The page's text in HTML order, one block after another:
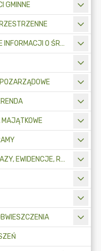
GMINNE
UDOSTĘPNIENIE INFORMACJI O ŚRODOWISKU
RAPORTY, WYKAZY, EWIDENCJE, REJESTRY